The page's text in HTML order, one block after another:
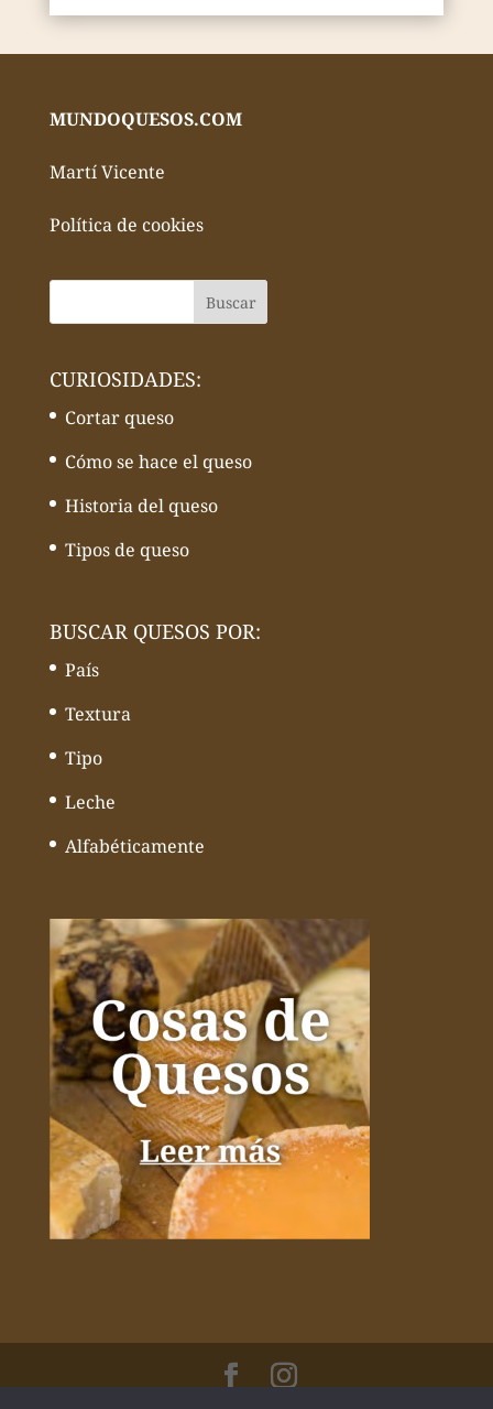
MUNDOQUESOS.COM
Martí Vicente
Política de cookies
CURIOSIDADES:
Cortar queso
Cómo se hace el queso
Historia del queso
Tipos de queso
BUSCAR QUESOS POR:
País
Textura
Tipo
Leche
Alfabéticamente